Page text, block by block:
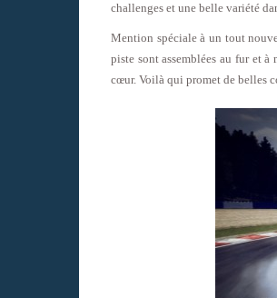
challenges et une belle variété
Mention spéciale à un tout
piste sont assemblées au fur et
cœur. Voilà qui promet de belles